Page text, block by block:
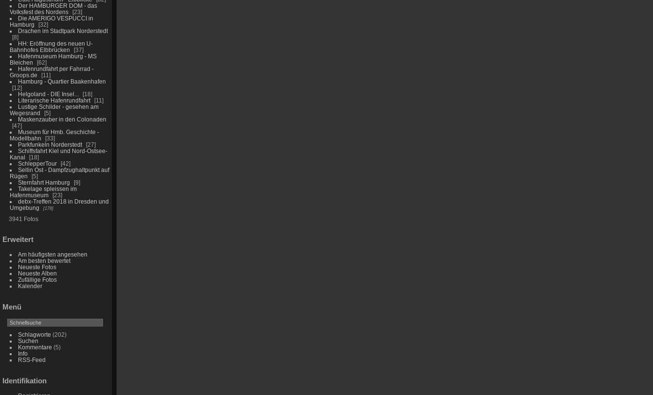
Der HAMBURGER DOM - das
Volksfest des Nordens
23
Die AMERIGO VESPUCCI in
Hamburg
32
Drachen im Stadtpark Norderstedt
8
HH: Eröffnung des neuen U-
Bahnhofes Elbbrücken
37
Hafenmuseum Hamburg - MS
Bleichen
62
Hafenrundfahrt per Fahrrad -
Groops.de
11
Hamburg - Quartier Baakenhafen
12
Helgoland - DIE Insel...
18
Literarische Hafenrundfahrt
11
Lustige Schilder - gesehen am
Wegesrand
5
Maskenzauber in den Colonaden
47
Museum für Hmb. Geschichte -
Modellbahn
33
Parkfunkeln Norderstedt
27
Schiffsfahrt Kiel und Nord-Ostsee-
Kanal
18
SchlepperTour
42
Sellin Ost - Dampfzughaltpunkt auf
Rügen
5
Sternfahrt Hamburg
9
Takelage spleissen im
Hafenmuseum
23
debx-Treffen 2018 in Dresden und
Umgebung
178
3941 Fotos
Erweitert
Am häufigsten angesehen
Am besten bewertet
Neueste Fotos
Neueste Alben
Zufällige Fotos
Kalender
Menü
Schlagworte (202)
Suchen
Kommentare (5)
Info
RSS-Feed
Identifikation